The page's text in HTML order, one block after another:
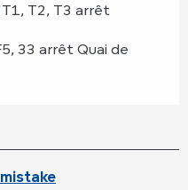
T2, T3 arrêt
33 arrêt Quai de